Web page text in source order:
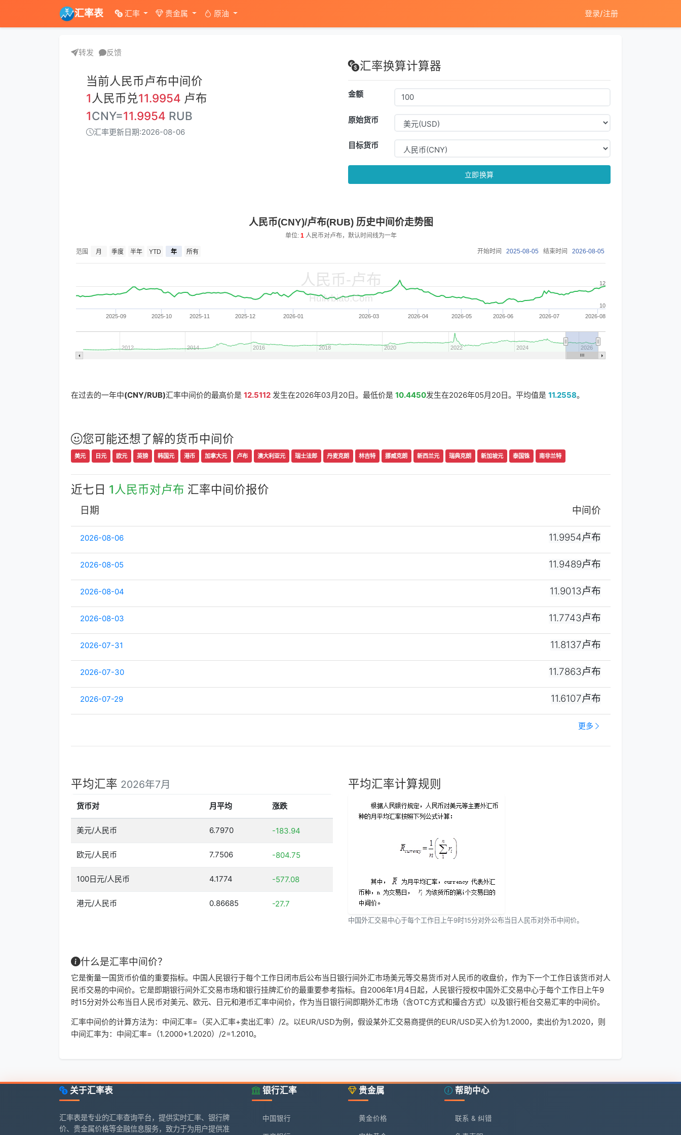
汇率表 汇率 贵金属 原油 登录/注册
转发 反馈
当前人民币卢布中间价
1 人民币兑11.9954 卢布
1CNY=11.9954 RUB
汇率更新日期:2026-08-06
汇率换算计算器
金额
原始货币
目标货币
立即换算
人民币(CNY)/卢布(RUB) 历史中间价走势图
单位: 1人民币对卢布，默认时间线为一年
2025-09 2025-10 2025-11 2025-12 2026-01 2026-03 2026-04 2026-05 2026-06 2026-07 2026-08
2012 2014 2016 2018 2020 2022 2024 2026
10
12
范围 月 季度 半年 YTD 年 所有 开始时间 2025-08-05 结束时间 2026-08-05
人民币-卢布
Huilvbiao.Com
在过去的一年中(CNY/RUB)汇率中间价的最高价是 12.5112发生在2026年03月20日。最低价是 10.4450发生在2026年05月20日。平均值是 11.2558。
您可能还想了解的货币中间价
美元 日元 欧元 英镑 韩国元 港币 加拿大元 卢布 澳大利亚元 瑞士法郎 丹麦克朗 林吉特 挪威克朗 新西兰元 瑞典克朗 新加坡元 泰国铢 南非兰特
近七日 1人民币对卢布 汇率中间价报价
日期 中间价
2026-08-06 11.9954卢布
2026-08-05 11.9489卢布
2026-08-04 11.9013卢布
2026-08-03 11.7743卢布
2026-07-31 11.8137卢布
2026-07-30 11.7863卢布
2026-07-29 11.6107卢布
更多
平均汇率 2026年7月
货币对 月平均 涨跌
美元/人民币 6.7970 -183.94
欧元/人民币 7.7506 -804.75
100日元/人民币 4.1774 -577.08
港元/人民币 0.86685 -27.7
新西兰元/人民币 3.9160 -186.77
新加坡元/人民币 5.2551 -247.24
瑞士法郎/人民币 8.3768 -1383.09
人民币/马来西亚林吉特 39.91
人民币/俄罗斯卢布 11.4749 6306.37
平均汇率计算规则
中国外汇交易中心于每个工作日上午9时15分对外公布当日人民币对外币中间价。
什么是汇率中间价？
它是衡量一国货币价值的重要指标。中国人民银行于每个工作日闭市后公布当日银行间外汇市场美元等交易货币对人民币的收盘价，作为下一个工作日该货币对人
民币交易的中间价。它是即期银行间外汇交易市场和银行挂牌汇价的最重要参考指标。自2006年1月4日起，人民银行授权中国外汇交易中心于每个工作日上午9
时15分对外公布当日人民币对美元、欧元、日元和港币汇率中间价，作为当日银行间即期外汇市场（含OTC方式和撮合方式）以及银行柜台交易汇率的中间价。
汇率中间价的计算方法为：中间汇率=（买入汇率+卖出汇率）/2。以EUR/USD为例，假设某外汇交易商提供的EUR/USD买入价为1.2000，卖出价为1.2020，则
中间汇率为：中间汇率=（1.2000+1.2020）/2=1.2010。
关于汇率表
汇率表是专业的汇率查询平台，提供实时汇率、银行牌
价、贵金属价格等金融信息服务，致力于为用户提供准
银行汇率
中国银行
贵金属
黄金价格
帮助中心
联系 & 纠错